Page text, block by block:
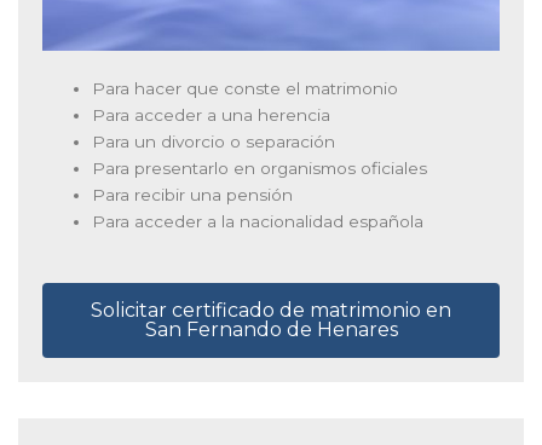
Para hacer que conste el matrimonio
Para acceder a una herencia
Para un divorcio o separación
Para presentarlo en organismos oficiales
Para recibir una pensión
Para acceder a la nacionalidad española
Solicitar certificado de matrimonio en
San Fernando de Henares